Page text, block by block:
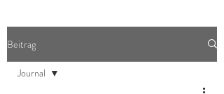
Beitrag
Journal